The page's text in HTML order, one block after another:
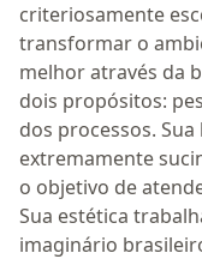
criteriosamente
transformar o
melhor através da
dois propósitos:
dos processos.
extremamente
o objetivo de
Sua estética
imaginário